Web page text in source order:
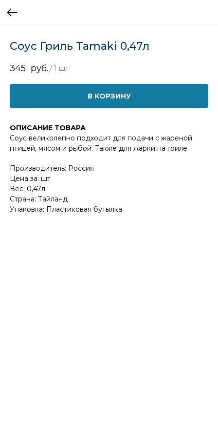
Соус Гриль Tamaki 0,47л
345 руб. /1 шт
В КОРЗИНУ
ОПИСАНИЕ ТОВАРА
Соус великолепно подходит для подачи с жареной
птицей, мясом и рыбой. Также для жарки на гриле.
Производитель: Россия
Цена за: шт
Вес: 0,47л
Страна: Тайланд
Упаковка: Пластиковая бутылка